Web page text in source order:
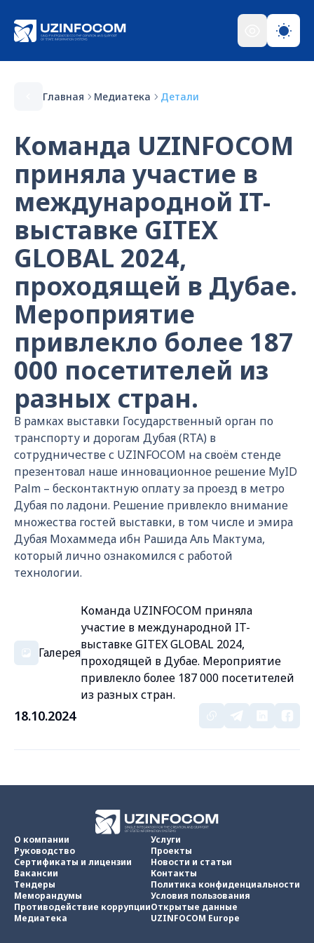
Главная Медиатека Детали
Команда UZINFOCOM
приняла участие в
международной IT-
выставке GITEX
GLOBAL 2024,
проходящей в Дубае.
Мероприятие
привлекло более 187
000 посетителей из
разных стран.
В рамках выставки Государственный орган по
транспорту и дорогам Дубая (RTA) в
сотрудничестве с UZINFOCOM на своём стенде
презентовал наше инновационное решение MyID
Palm – бесконтактную оплату за проезд в метро
Дубая по ладони. Решение привлекло внимание
множества гостей выставки, в том числе и эмира
Дубая Мохаммеда ибн Рашида Аль Мактума,
который лично ознакомился с работой
технологии.
Галерея
Команда UZINFOCOM приняла
участие в международной IT-
выставке GITEX GLOBAL 2024,
проходящей в Дубае. Мероприятие
привлекло более 187 000 посетителей
из разных стран.
18.10.2024
О компании
Руководство
Сертификаты и лицензии
Вакансии
Тендеры
Меморандумы
Противодействие коррупции
Медиатека
Услуги
Проекты
Новости и статьи
Контакты
Политика конфиденциальности
Условия пользования
Открытые данные
UZINFOCOM Europe